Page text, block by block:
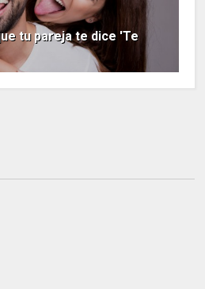
tu pareja te dice 'Te